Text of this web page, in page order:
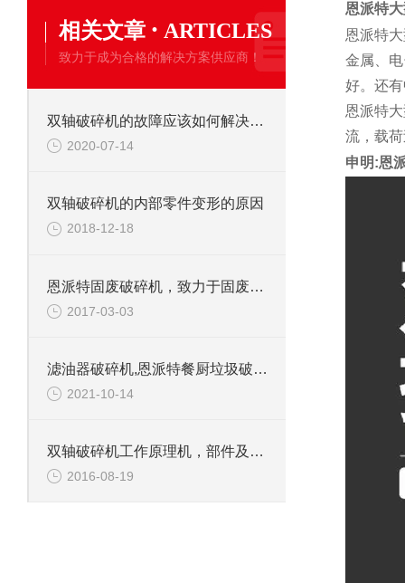
相关文章 · ARTICLES
致力于成为合格的解决方案供应商！
双轴破碎机的故障应该如何解决呢？
2020-07-14
双轴破碎机的内部零件变形的原因
2018-12-18
恩派特固废破碎机，致力于固废处理
2017-03-03
滤油器破碎机,恩派特餐厨垃圾破碎机介绍
2021-10-14
双轴破碎机工作原理机，部件及应用范围
2016-08-19
恩派特
恩派特
金属、
好。还
恩派特
流，载
申明:恩